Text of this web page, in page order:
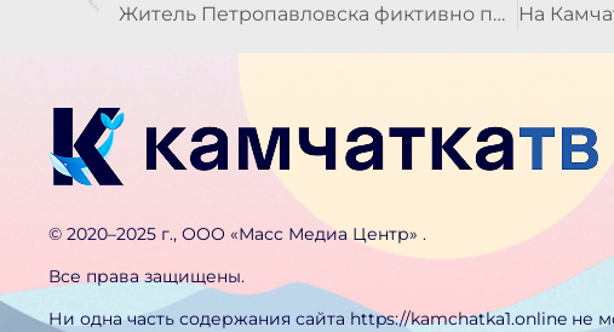
Житель Петропавловска фиктивно прописал 38 мигрантов в своей квартире и попал под статью
©️ 2020–2025 г., ООО «Масс Медиа Центр» .
Все права защищены.
Ни одна часть содержания сайта https://kamchatka1.online не